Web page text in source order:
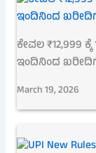
ಕೇವಲ ₹12,999
ಇಂದಿನಿಂದ ಖರೀದಿಗೆ
March 19, 2026